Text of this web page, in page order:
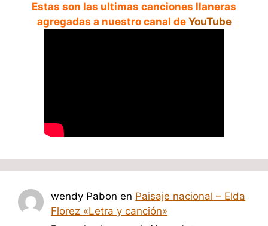
Estas son las ultimas canciones llaneras
agregadas a nuestro canal de YouTube
wendy Pabon en Paisaje nacional – Elda
Florez «Letra y canción»